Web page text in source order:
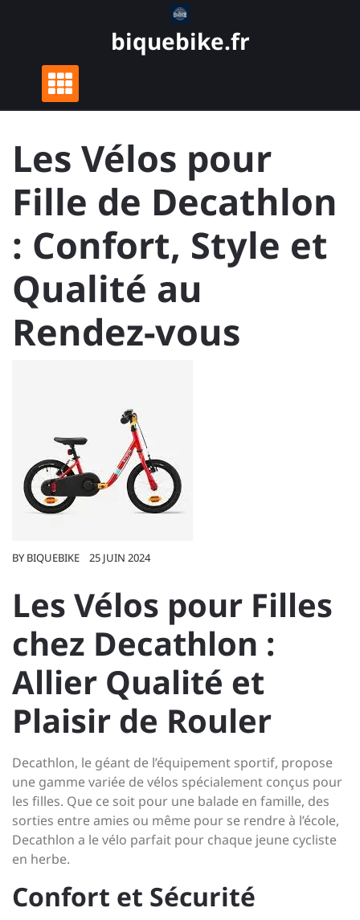
biquebike.fr
Les Vélos pour
Fille de Decathlon
: Confort, Style et
Qualité au
Rendez-vous
BY BIQUEBIKE 25 JUIN 2024
Les Vélos pour Filles
chez Decathlon :
Allier Qualité et
Plaisir de Rouler
Decathlon, le géant de l’équipement sportif, propose
une gamme variée de vélos spécialement conçus pour
les filles. Que ce soit pour une balade en famille, des
sorties entre amies ou même pour se rendre à l’école,
Decathlon a le vélo parfait pour chaque jeune cycliste
en herbe.
Confort et Sécurité